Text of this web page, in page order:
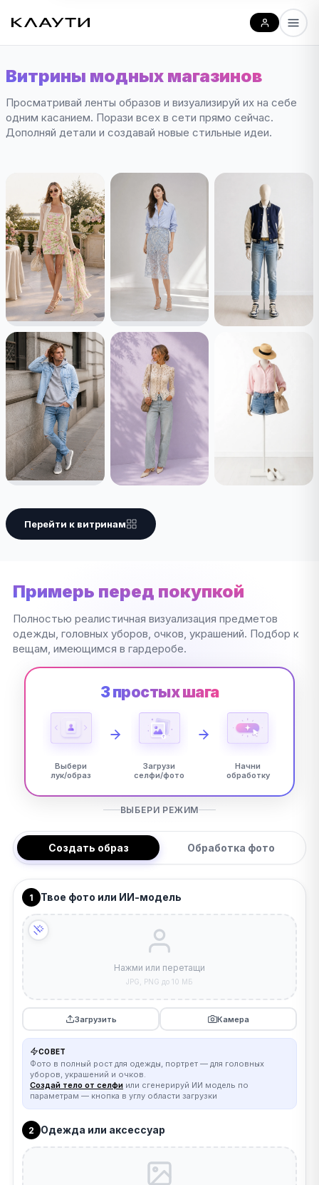
Витрины модных магазинов
Просматривай ленты образов и визуализируй их на себе
одним касанием. Порази всех в сети прямо сейчас.
Дополняй детали и создавай новые стильные идеи.
Перейти к витринам
Примерь перед покупкой
Полностью реалистичная визуализация предметов
одежды, головных уборов, очков, украшений. Подбор к
вещам, имеющимся в гардеробе.
3 простых шага
Выбери
лук/образ
Загрузи
селфи/фото
Начни
обработку
ВЫБЕРИ РЕЖИМ
Создать образ Обработка фото
1 Твое фото или ИИ-модель
Нажми или перетащи
JPG, PNG до 10 МБ
Загрузить Камера
СОВЕТ
Фото в полный рост для одежды, портрет — для головных
уборов, украшений и очков.
Создай тело от селфи или сгенерируй ИИ модель по
параметрам — кнопка в углу области загрузки
2 Одежда или аксессуар